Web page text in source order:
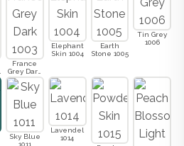
France
Grey Dark
1003
Elephant
Skin 1004
Earth
Stone 1005
Tin Grey
1006
Sky Blue
1011
Lavendel
1014